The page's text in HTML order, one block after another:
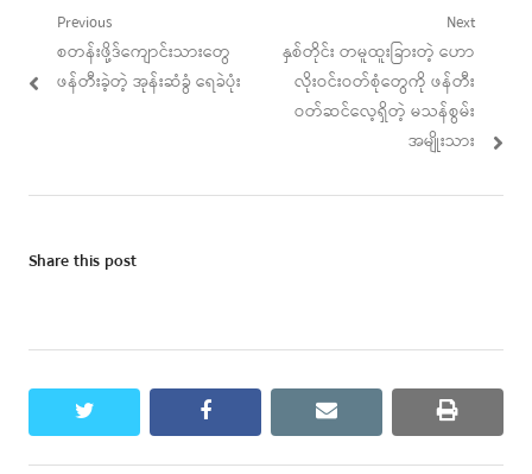
Post
navigation
Previous
Previous
post:
စတန်းဖို့ဒ်ကျောင်းသားတွေ
ဖန်တီးခဲ့တဲ့ အုန်းဆံခွံ ရေခဲပုံး
Next
Next
post:
နှစ်တိုင်း တမူထူးခြားတဲ့ ဟော
လိုးဝင်းဝတ်စုံတွေကို ဖန်တီး
ဝတ်ဆင်လေ့ရှိတဲ့ မသန်စွမ်း
အမျိုးသား
Share this post
twitter facebook email print